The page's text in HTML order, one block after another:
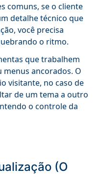
comuns, se o cliente
detalhe técnico que
você precisa
o ritmo.
que trabalhem
menus ancorados. O
visitante, no caso de
de um tema a outro
o controle da
(O